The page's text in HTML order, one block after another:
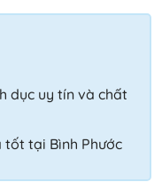
dục uy tín và chất
tốt tại Bình Phước